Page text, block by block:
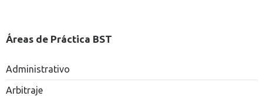
Áreas de Práctica BST
Administrativo
Arbitraje